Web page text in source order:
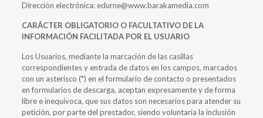
Dirección electrónica: edurne@www.barakamedia.com
CARÁCTER OBLIGATORIO O FACULTATIVO DE LA
INFORMACIÓN FACILITADA POR EL USUARIO
Los Usuarios, mediante la marcación de las casillas
correspondientes y entrada de datos en los campos, marcados
con un asterisco (*) en el formulario de contacto o presentados
en formularios de descarga, aceptan expresamente y de forma
libre e inequívoca, que sus datos son necesarios para atender su
petición, por parte del prestador, siendo voluntaria la inclusión